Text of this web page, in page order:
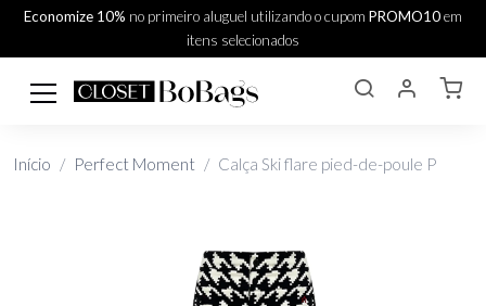
Economize 10% no primeiro aluguel utilizando o cupom PROMO10em
itens selecionados
Início Perfect Moment Calça Ski flare pied-de-poule P